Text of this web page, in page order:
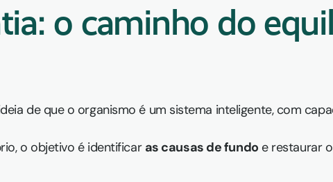
o caminho do
de que o organismo é um sistema inteligente, com
o objetivo é identificar as causas de fundo e restaurar